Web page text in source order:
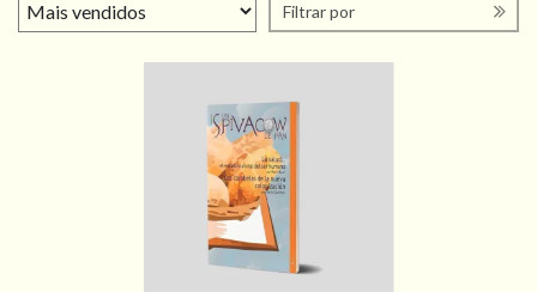
Filtrar por